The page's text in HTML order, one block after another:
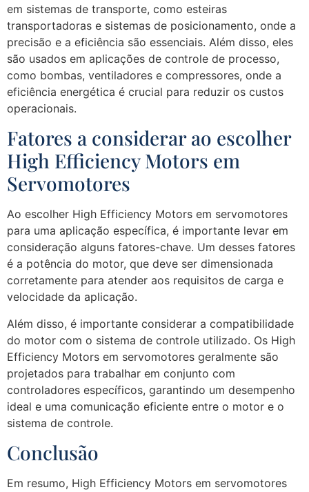
em sistemas de transporte, como esteiras
transportadoras e sistemas de posicionamento, onde a
precisão e a eficiência são essenciais. Além disso, eles
são usados em aplicações de controle de processo,
como bombas, ventiladores e compressores, onde a
eficiência energética é crucial para reduzir os custos
operacionais.
Fatores a considerar ao escolher
High Efficiency Motors em
Servomotores
Ao escolher High Efficiency Motors em servomotores
para uma aplicação específica, é importante levar em
consideração alguns fatores-chave. Um desses fatores
é a potência do motor, que deve ser dimensionada
corretamente para atender aos requisitos de carga e
velocidade da aplicação.
Além disso, é importante considerar a compatibilidade
do motor com o sistema de controle utilizado. Os High
Efficiency Motors em servomotores geralmente são
projetados para trabalhar em conjunto com
controladores específicos, garantindo um desempenho
ideal e uma comunicação eficiente entre o motor e o
sistema de controle.
Conclusão
Em resumo, High Efficiency Motors em servomotores